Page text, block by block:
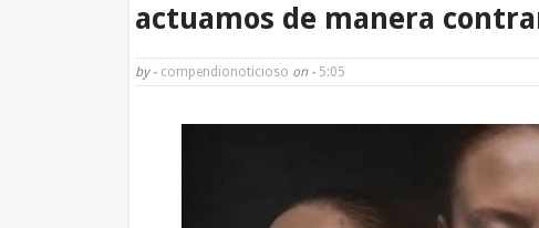
actuamos de manera
by - compendionoticioso on - 5:05